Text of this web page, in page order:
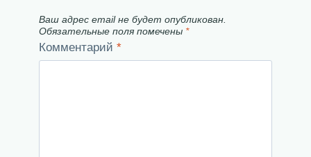
Ваш адрес email не будет опубликован.
Обязательные поля помечены *
Комментарий *